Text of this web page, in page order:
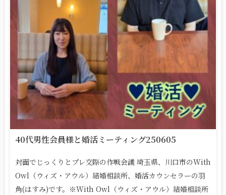
40代男性会員様と婚活ミーティング250605
対面でじっくりとプレ交際の作戦会議 埼玉県、川口市のWith
Owl（ウィズ・アウル）結婚相談所、婚活カウンセラーの羽
角(はすみ)です。※With Owl（ウィズ・アウル）結婚相談所